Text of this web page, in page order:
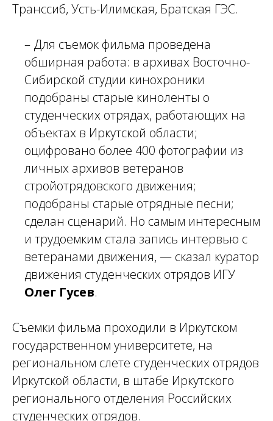
Транссиб, Усть-Илимская, Братская ГЭС.
– Для съемок фильма проведена
обширная работа: в архивах Восточно-
Сибирской студии кинохроники
подобраны старые киноленты о
студенческих отрядах, работающих на
объектах в Иркутской области;
оцифровано более 400 фотографии из
личных архивов ветеранов
стройотрядовского движения;
подобраны старые отрядные песни;
сделан сценарий. Но самым интересным
и трудоемким стала запись интервью с
ветеранами движения, — сказал куратор
движения студенческих отрядов ИГУ
Олег Гусев.
Съемки фильма проходили в Иркутском
государственном университете, на
региональном слете студенческих отрядов
Иркутской области, в штабе Иркутского
регионального отделения Российских
студенческих отрядов.